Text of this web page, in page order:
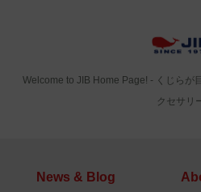
Welcome to JIB Home Page! ‐ くじらが
クセサリ
News & Blog